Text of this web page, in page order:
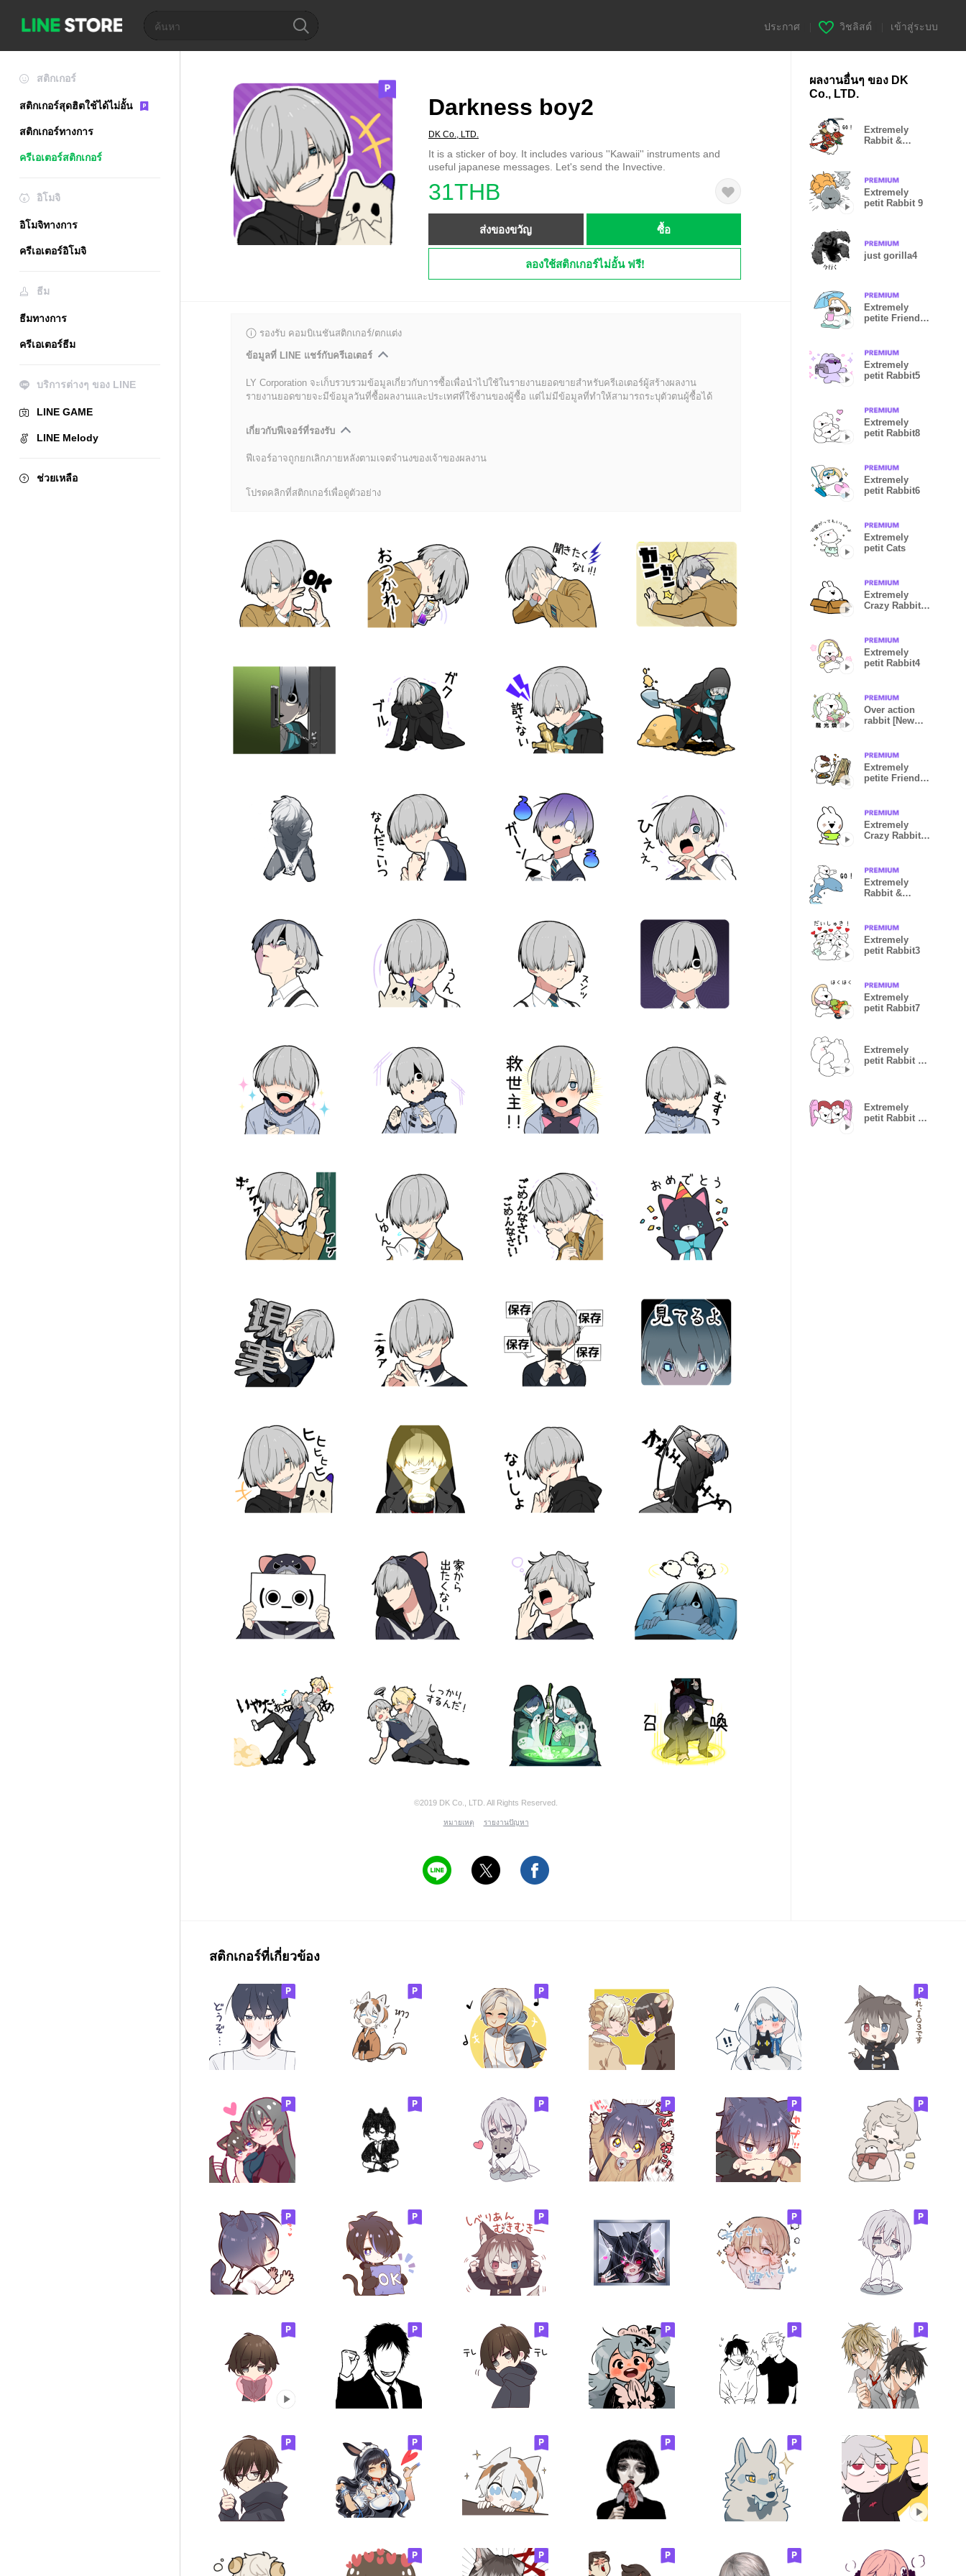
ประกาศ วิชลิสต์ เข้าสู่ระบบ
สติกเกอร์
สติกเกอร์สุดฮิตใช้ได้ไม่อั้น
สติกเกอร์ทางการ
ครีเอเตอร์สติกเกอร์
อิโมจิ
อิโมจิทางการ
ครีเอเตอร์อิโมจิ
ธีม
ธีมทางการ
ครีเอเตอร์ธีม
บริการต่างๆ ของ LINE
LINE GAME
LINE Melody
ช่วยเหลือ
Darkness boy2
DK Co., LTD.
It is a sticker of boy. It includes various ''Kawaii'' instruments and
useful japanese messages. Let's send the Invective.
31THB
ส่งของขวัญ ซื้อ
ลองใช้สติกเกอร์ไม่อั้น ฟรี!
รองรับ คอมบิเนชันสติกเกอร์/ตกแต่ง
ข้อมูลที่ LINE แชร์กับครีเอเตอร์
LY Corporation จะเก็บรวบรวมข้อมูลเกี่ยวกับการซื้อเพื่อนำไปใช้ในรายงานยอดขายสำหรับครีเอเตอร์ผู้สร้างผลงาน
รายงานยอดขายจะมีข้อมูลวันที่ซื้อผลงานและประเทศที่ใช้งานของผู้ซื้อ แต่ไม่มีข้อมูลที่ทำให้สามารถระบุตัวตนผู้ซื้อได้
เกี่ยวกับฟีเจอร์ที่รองรับ
ฟีเจอร์อาจถูกยกเลิกภายหลังตามเจตจำนงของเจ้าของผลงาน
โปรดคลิกที่สติกเกอร์เพื่อดูตัวอย่าง
©2019 DK Co., LTD. All Rights Reserved.
หมายเหตุ รายงานปัญหา
ผลงานอื่นๆ ของ DK
Co., LTD.
Extremely
Rabbit &
Extremely
petit Rabbit 9
just gorilla4
Extremely
petite Friends
Extremely
petit Rabbit5
Extremely
petit Rabbit8
Extremely
petit Rabbit6
Extremely
petit Cats
Extremely
Crazy Rabbit
Extremely
petit Rabbit4
Over action
rabbit [New
Extremely
petite Friends
Extremely
Crazy Rabbit
Extremely
Rabbit &
Extremely
petit Rabbit3
Extremely
petit Rabbit7
Extremely
petit Rabbit &
Extremely
petit Rabbit &
สติกเกอร์ที่เกี่ยวข้อง